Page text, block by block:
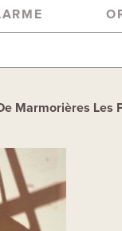
Marmorières Les